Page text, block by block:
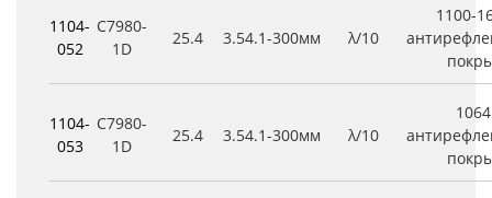
1104-
052
C7980-
1D
25.4 3.54.1-300мм λ/10
1100-
1104-
053
C7980-
1D
25.4 3.54.1-300мм λ/10